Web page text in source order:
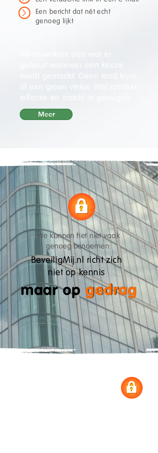
Een bericht dat nét echt
genoeg lijkt
Meer
We kunnen het niet vaak
genoeg benoemen:
BeveiligMij.nl richt zich
niet op kennis
maar op gedrag
gedrag